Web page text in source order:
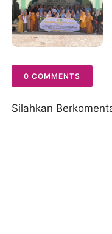
0 COMMENTS
Silahkan